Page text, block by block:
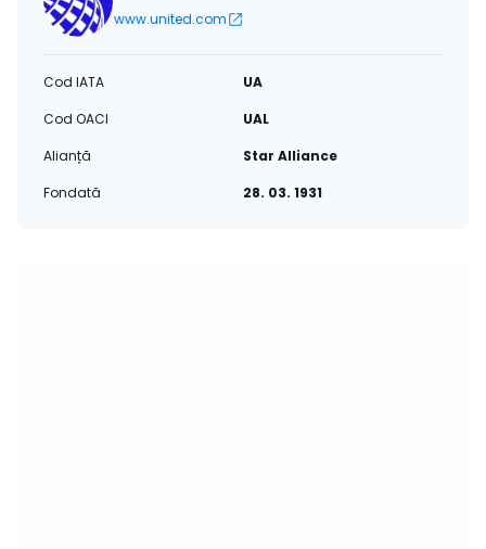
www.united.com
Cod IATA
UA
Cod OACI
UAL
Alianță
Star Alliance
Fondată
28. 03. 1931